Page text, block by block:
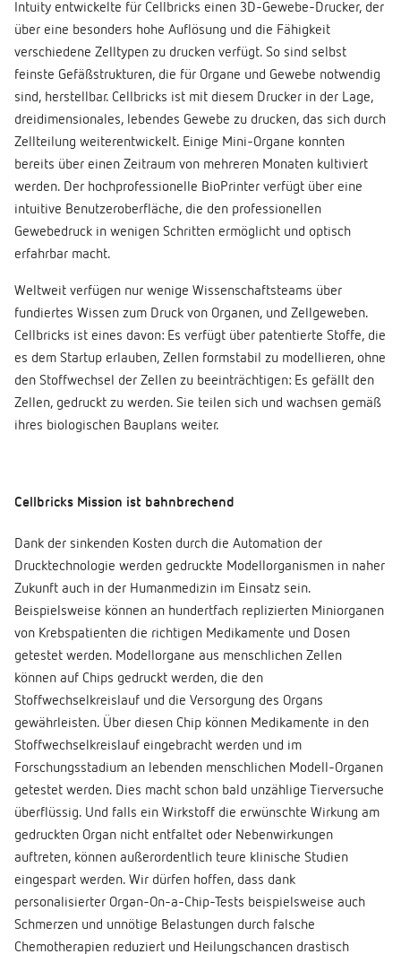
Intuity entwickelte für Cellbricks einen 3D-Gewebe-Drucker, der
über eine besonders hohe Auflösung und die Fähigkeit
verschiedene Zelltypen zu drucken verfügt. So sind selbst
feinste Gefäßstrukturen, die für Organe und Gewebe notwendig
sind, herstellbar. Cellbricks ist mit diesem Drucker in der Lage,
dreidimensionales, lebendes Gewebe zu drucken, das sich durch
Zellteilung weiterentwickelt. Einige Mini-Organe konnten
bereits über einen Zeitraum von mehreren Monaten kultiviert
werden. Der hochprofessionelle BioPrinter verfügt über eine
intuitive Benutzeroberfläche, die den professionellen
Gewebedruck in wenigen Schritten ermöglicht und optisch
erfahrbar macht.
Weltweit verfügen nur wenige Wissenschaftsteams über
fundiertes Wissen zum Druck von Organen, und Zellgeweben.
Cellbricks ist eines davon: Es verfügt über patentierte Stoffe, die
es dem Startup erlauben, Zellen formstabil zu modellieren, ohne
den Stoffwechsel der Zellen zu beeinträchtigen: Es gefällt den
Zellen, gedruckt zu werden. Sie teilen sich und wachsen gemäß
ihres biologischen Bauplans weiter.
Cellbricks Mission ist bahnbrechend
Dank der sinkenden Kosten durch die Automation der
Drucktechnologie werden gedruckte Modellorganismen in naher
Zukunft auch in der Humanmedizin im Einsatz sein.
Beispielsweise können an hundertfach replizierten Miniorganen
von Krebspatienten die richtigen Medikamente und Dosen
getestet werden. Modellorgane aus menschlichen Zellen
können auf Chips gedruckt werden, die den
Stoffwechselkreislauf und die Versorgung des Organs
gewährleisten. Über diesen Chip können Medikamente in den
Stoffwechselkreislauf eingebracht werden und im
Forschungsstadium an lebenden menschlichen Modell-Organen
getestet werden. Dies macht schon bald unzählige Tierversuche
überflüssig. Und falls ein Wirkstoff die erwünschte Wirkung am
gedruckten Organ nicht entfaltet oder Nebenwirkungen
auftreten, können außerordentlich teure klinische Studien
eingespart werden. Wir dürfen hoffen, dass dank
personalisierter Organ-On-a-Chip-Tests beispielsweise auch
Schmerzen und unnötige Belastungen durch falsche
Chemotherapien reduziert und Heilungschancen drastisch